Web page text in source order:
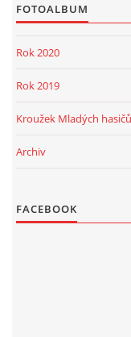
SH ČMS -
© 2026 eStránky.cz
FOTOALBUM
Rok 2020
Rok 2019
Kroužek Mladých hasičů
Archiv
FACEBOOK